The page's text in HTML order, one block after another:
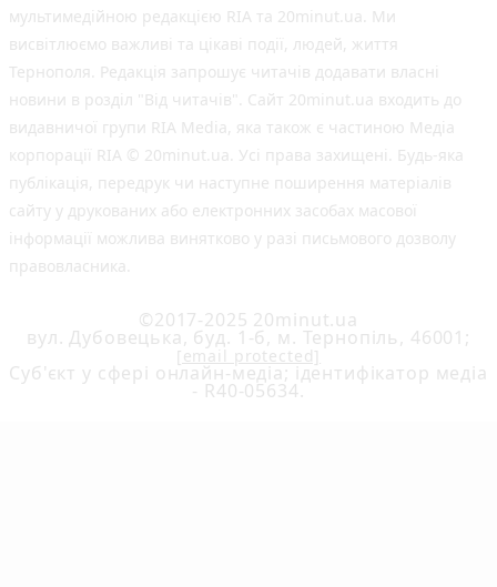
мультимедійною редакцією RIA та 20minut.ua. Ми
висвітлюємо важливі та цікаві події, людей, життя
Тернополя. Редакція запрошує читачів додавати власні
новини в розділ "Від читачів". Сайт 20minut.ua входить до
видавничої групи RIA Media, яка також є частиною Медіа
корпорації RIA © 20minut.ua. Усі права захищені. Будь-яка
публiкацiя, передрук чи наступне поширення матеріалів
сайту у друкованих або електронних засобах масової
інформації можлива винятково у разі письмового дозволу
правовласника.
©2017-2025 20minut.ua
вул. Дубовецька, буд. 1-б, м. Тернопіль, 46001;
[email protected]
Cуб'єкт у сфері онлайн-медіа; ідентифікатор медіа
- R40-05634.